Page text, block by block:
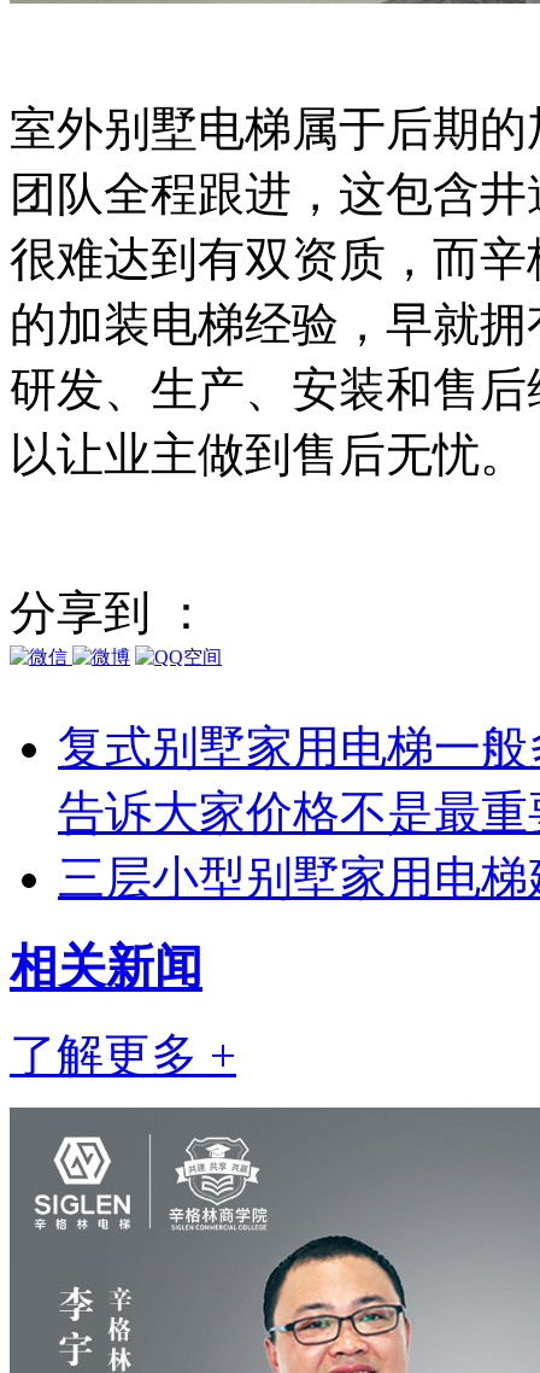
室外别墅电梯属于后期
团队全程跟进，这包含
很难达到有双资质，而
的加装电梯经验，早就
研发、生产、安装和售
以让业主做到售后无忧。
分享到 ：
复式别墅家用电梯一
告诉大家价格不是最重
三层小型别墅家用电
相关新闻
了解更多 +